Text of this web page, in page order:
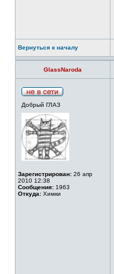
Вернуться к началу
GlassNaroda
Добрый ГЛАЗ
Зарегистрирован: 26 апр
2010 12:38
Сообщения: 1963
Откуда: Химки